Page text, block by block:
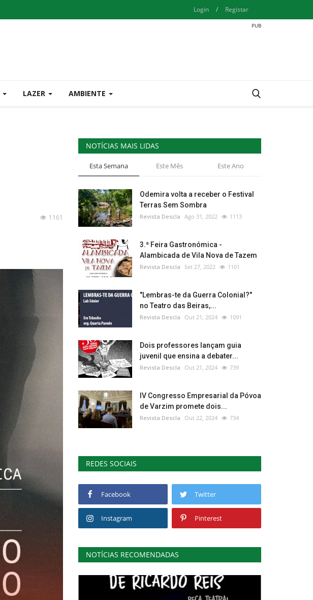
Login / Registar
LAZER AMBIENTE
1161
NOTÍCIAS MAIS LIDAS
Esta Semana Este Mês Este Ano
Odemira volta a receber o Festival
Terras Sem Sombra
Revista Descla Ago 31, 2022 1113
3.ª Feira Gastronómica -
Alambicada de Vila Nova de Tazem
Revista Descla Set 27, 2022 1101
"Lembras-te da Guerra Colonial?"
no Teatro das Beiras,...
Revista Descla Out 21, 2024 1091
Dois professores lançam guia
juvenil que ensina a debater...
Revista Descla Out 21, 2024 739
IV Congresso Empresarial da Póvoa
de Varzim promete dois...
Revista Descla Out 22, 2024 734
REDES SOCIAIS
Facebook Twitter
Instagram Pinterest
NOTÍCIAS RECOMENDADAS